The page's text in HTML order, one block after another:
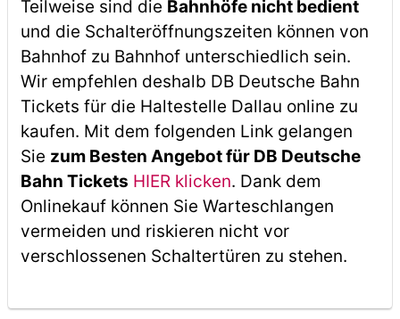
Teilweise sind die Bahnhöfe nicht bedient
und die Schalteröffnungszeiten können von
Bahnhof zu Bahnhof unterschiedlich sein.
Wir empfehlen deshalb DB Deutsche Bahn
Tickets für die Haltestelle Dallau online zu
kaufen. Mit dem folgenden Link gelangen
Sie zum Besten Angebot für DB Deutsche
Bahn Tickets HIER klicken. Dank dem
Onlinekauf können Sie Warteschlangen
vermeiden und riskieren nicht vor
verschlossenen Schaltertüren zu stehen.